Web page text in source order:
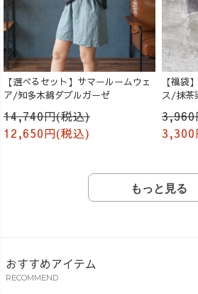
【選べるセット】サマールームウェ
ア/知多木綿ダブルガーゼ
14,740円(税込)
12,650円(税込)
【福袋
ス/抹茶
3,960
3,300
もっと見る
おすすめアイテム
RECOMMEND